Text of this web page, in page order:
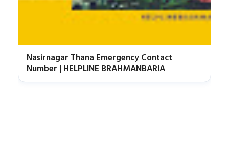
Nasirnagar Thana Emergency Contact
Number | HELPLINE BRAHMANBARIA